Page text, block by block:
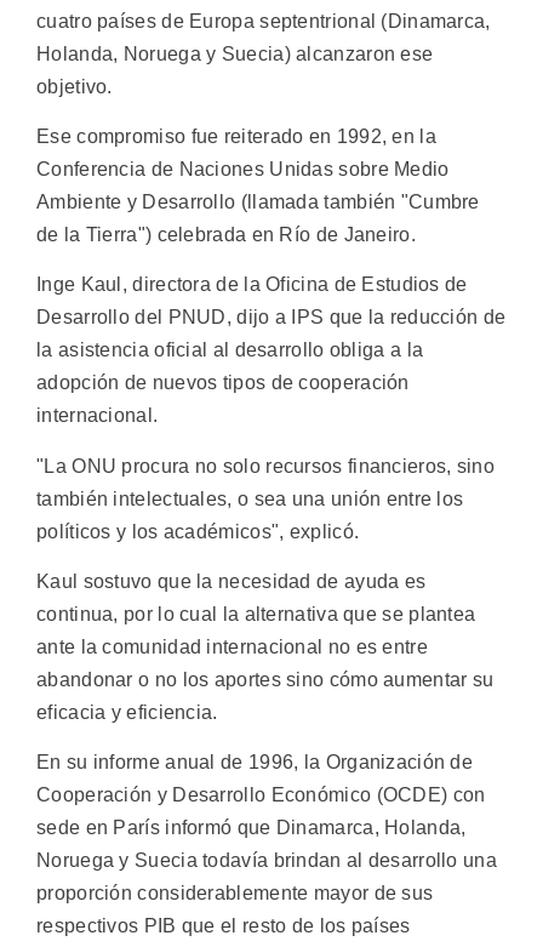
cuatro países de Europa septentrional (Dinamarca,
Holanda, Noruega y Suecia) alcanzaron ese
objetivo.
Ese compromiso fue reiterado en 1992, en la
Conferencia de Naciones Unidas sobre Medio
Ambiente y Desarrollo (llamada también "Cumbre
de la Tierra") celebrada en Río de Janeiro.
Inge Kaul, directora de la Oficina de Estudios de
Desarrollo del PNUD, dijo a IPS que la reducción de
la asistencia oficial al desarrollo obliga a la
adopción de nuevos tipos de cooperación
internacional.
"La ONU procura no solo recursos financieros, sino
también intelectuales, o sea una unión entre los
políticos y los académicos", explicó.
Kaul sostuvo que la necesidad de ayuda es
continua, por lo cual la alternativa que se plantea
ante la comunidad internacional no es entre
abandonar o no los aportes sino cómo aumentar su
eficacia y eficiencia.
En su informe anual de 1996, la Organización de
Cooperación y Desarrollo Económico (OCDE) con
sede en París informó que Dinamarca, Holanda,
Noruega y Suecia todavía brindan al desarrollo una
proporción considerablemente mayor de sus
respectivos PIB que el resto de los países